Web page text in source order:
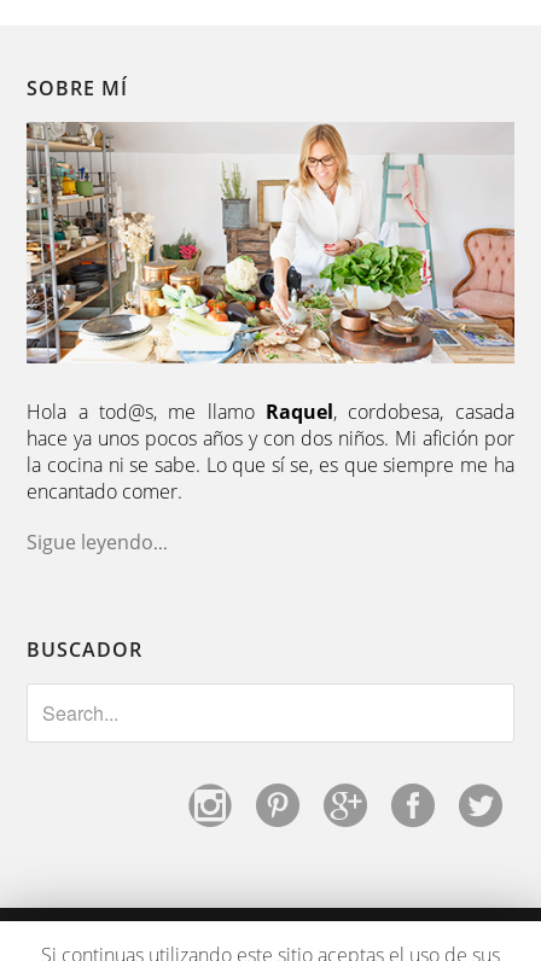
SOBRE MÍ
Hola a tod@s, me llamo Raquel, cordobesa, casada
hace ya unos pocos años y con dos niños. Mi afición por
la cocina ni se sabe. Lo que sí se, es que siempre me ha
encantado comer.
Sigue leyendo...
BUSCADOR
Si continuas utilizando este sitio aceptas el uso de sus